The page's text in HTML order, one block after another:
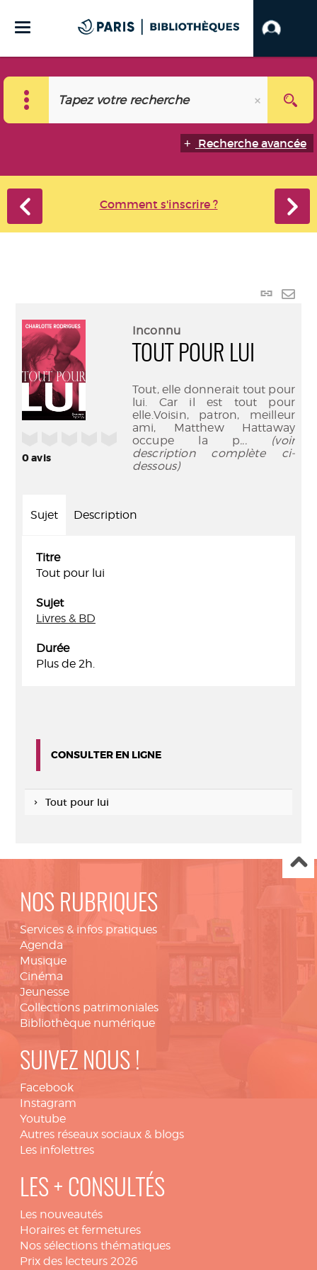
Recherche avancée
Comment s'inscrire ?
Lien
0avis
Inconnu
TOUT POUR LUI
Tout, elle donnerait tout pour
lui. Car il est tout pour
elle.Voisin, patron, meilleur
ami, Matthew Hattaway
occupe la p... (voir
description complète ci-
dessous)
Sujet Description
Titre
Tout pour lui
Sujet
Livres & BD
Durée
Plus de 2h.
CONSULTER EN LIGNE
Tout pour lui
NOS RUBRIQUES
Services & infos pratiques
Agenda
Musique
Cinéma
Jeunesse
Collections patrimoniales
Bibliothèque numérique
SUIVEZ NOUS !
Facebook
Instagram
Youtube
Autres réseaux sociaux & blogs
Les infolettres
LES + CONSULTÉS
Les nouveautés
Horaires et fermetures
Nos sélections thématiques
Prix des lecteurs 2026